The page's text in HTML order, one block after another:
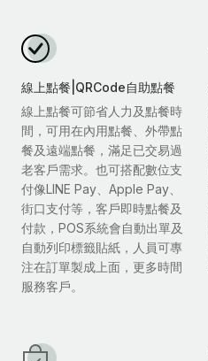
線上點餐|QRCode自助點餐
線上點餐可節省人力及點餐時
間，可用在內用點餐、外帶點
餐及遠端點餐，滿足已交易過
老客戶需求。也可搭配數位支
付像LINE Pay、Apple Pay、
街口支付等，客戶即時點餐及
付款，POS系統會自動出單及
自動列印標籤貼紙，人員可專
注在訂單製成上面，更多時間
服務客戶。